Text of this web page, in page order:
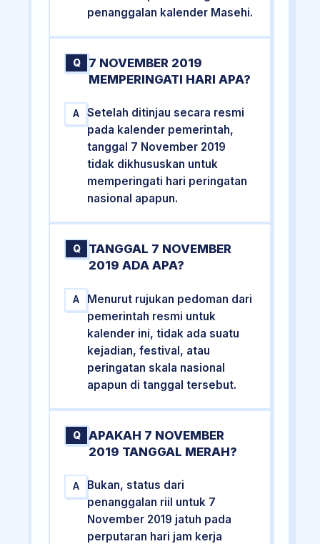
penanggalan kalender Masehi.
Q
7 NOVEMBER 2019
MEMPERINGATI HARI APA?
A
Setelah ditinjau secara resmi
pada kalender pemerintah,
tanggal 7 November 2019
tidak dikhususkan untuk
memperingati hari peringatan
nasional apapun.
Q
TANGGAL 7 NOVEMBER
2019 ADA APA?
A
Menurut rujukan pedoman dari
pemerintah resmi untuk
kalender ini, tidak ada suatu
kejadian, festival, atau
peringatan skala nasional
apapun di tanggal tersebut.
Q
APAKAH 7 NOVEMBER
2019 TANGGAL MERAH?
A
Bukan, status dari
penanggalan riil untuk 7
November 2019 jatuh pada
perputaran hari jam kerja